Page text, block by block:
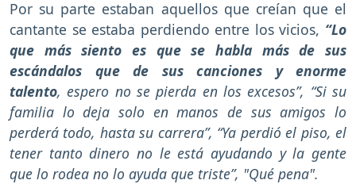
Por su parte estaban aquellos que creían que el
cantante se estaba perdiendo entre los vicios, “Lo
que más siento es que se habla más de sus
escándalos que de sus canciones y enorme
talento, espero no se pierda en los excesos”, “Si su
familia lo deja solo en manos de sus amigos lo
perderá todo, hasta su carrera”, “Ya perdió el piso, el
tener tanto dinero no le está ayudando y la gente
que lo rodea no lo ayuda que triste”, "Qué pena".